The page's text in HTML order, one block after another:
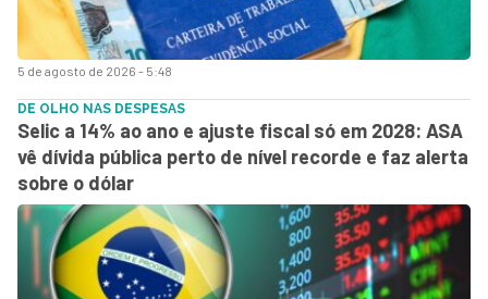
5 de agosto de 2026 - 5:48
DE OLHO NAS DESPESAS
Selic a 14% ao ano e ajuste fiscal só em 2028: ASA
vê dívida pública perto de nível recorde e faz alerta
sobre o dólar